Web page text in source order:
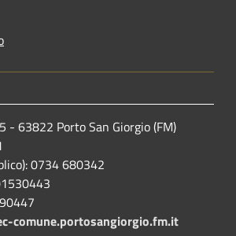
- 63822 Porto San Giorgio (FM)
0734 680342
comune.portosangiorgio.fm.it